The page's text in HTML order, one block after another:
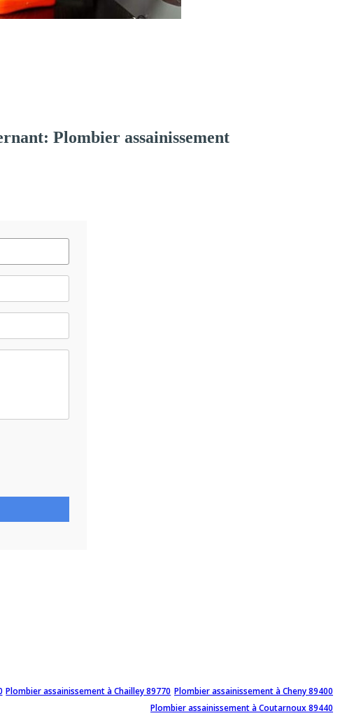
Plombier assainissement
Plombier assainissement à Chailley 89770 Plombier assainissement à Cheny 89400
Plombier assainissement à Coutarnoux 89440